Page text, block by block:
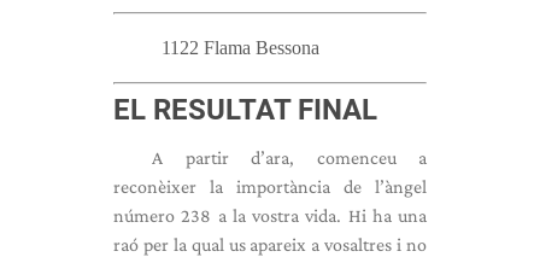
1122 Flama Bessona
EL RESULTAT FINAL
A partir d’ara, comenceu a
reconèixer la importància de l’àngel
número 238 a la vostra vida. Hi ha una
raó per la qual us apareix a vosaltres i no